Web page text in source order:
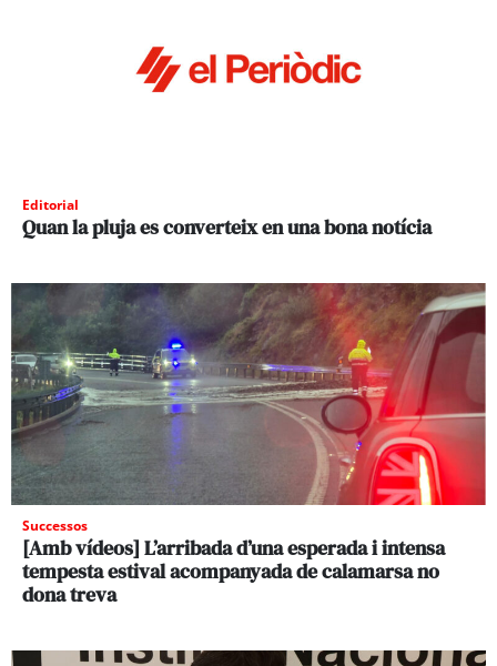
Editorial
Quan la pluja es converteix en una bona notícia
Successos
[Amb vídeos] L’arribada d’una esperada i intensa
tempesta estival acompanyada de calamarsa no
dona treva